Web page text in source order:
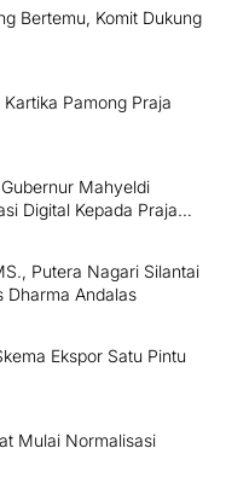
Bertemu, Komit Dukung
Pamong Praja
Mahyeldi
Digital Kepada Praja
Putera Nagari Silantai
Dharma Andalas
Ekspor Satu Pintu
Mulai Normalisasi